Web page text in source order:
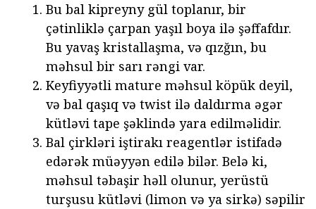
Bu bal kipreyny gül toplanır, bir
çətinliklə çarpan yaşıl boya ilə şəffafdır.
Bu yavaş kristallaşma, və qızğın, bu
məhsul bir sarı rəngi var.
Keyfiyyətli mature məhsul köpük deyil,
və bal qaşıq və twist ilə daldırma əgər
kütləvi tape şəklində yara edilməlidir.
Bal çirkləri iştirakı reagentlər istifadə
edərək müəyyən edilə bilər. Belə ki,
məhsul təbaşir həll olunur, yerüstü
turşusu kütləvi (limon və ya sirkə) səpilir